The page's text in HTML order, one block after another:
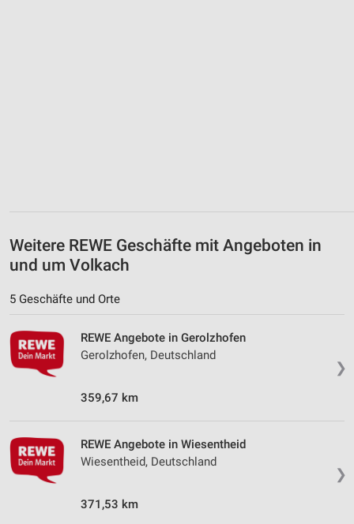
Weitere REWE Geschäfte mit Angeboten in
und um Volkach
5 Geschäfte und Orte
❯
REWE Angebote in Gerolzhofen
Gerolzhofen, Deutschland
359,67 km
❯
REWE Angebote in Wiesentheid
Wiesentheid, Deutschland
371,53 km